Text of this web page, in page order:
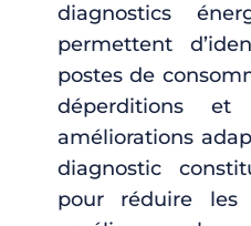
diagnostics
permettent
postes de
déperditions
améliorations
diagnostic
pour réduire les